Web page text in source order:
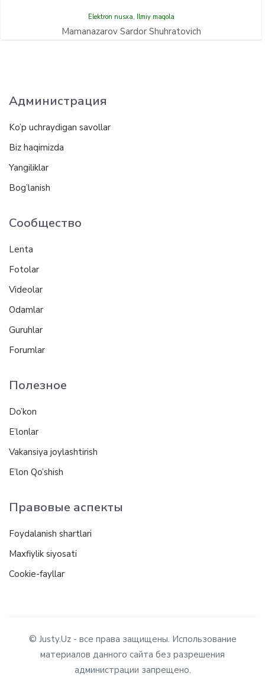
Elektron nusxa, Ilmiy maqola
Mamanazarov Sardor Shuhratovich
Администрация
Ko’p uchraydigan savollar
Biz haqimizda
Yangiliklar
Bog’lanish
Сообщество
Lenta
Fotolar
Videolar
Odamlar
Guruhlar
Forumlar
Полезное
Do’kon
E’lonlar
Vakansiya joylashtirish
E’lon Qo’shish
Правовые аспекты
Foydalanish shartlari
Maxfiylik siyosati
Cookie-fayllar
© Justy.Uz - все права защищены. Использование
материалов данного сайта без разрешения
администрации запрещено.